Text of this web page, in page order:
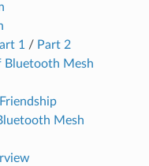
1/ Part 2
Bluetooth Mesh
Mesh